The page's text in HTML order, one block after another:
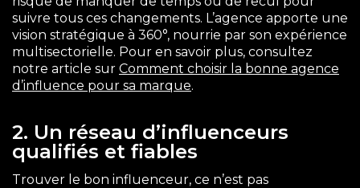
suivre tous ces changements. L’agence apporte une
vision stratégique à 360°, nourrie par son expérience
multisectorielle. Pour en savoir plus, consultez
notre article sur Comment choisir la bonne agence
d’influence pour sa marque.
2. Un réseau d’influenceurs
qualifiés et fiables
Trouver le bon influenceur, ce n’est pas